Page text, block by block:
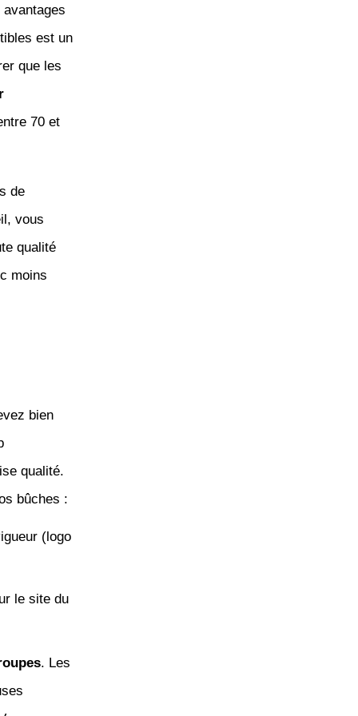
est un
que les
70 et
de
vous
qualité
moins
bien
qualité.
bûches :
(logo
le site du
. Les